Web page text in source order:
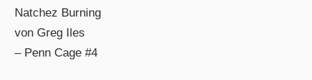
Natchez Burning
von Greg Iles
– Penn Cage #4